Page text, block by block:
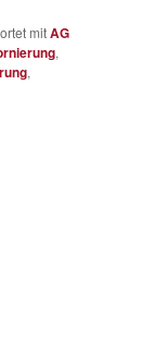
mitAG
,
,